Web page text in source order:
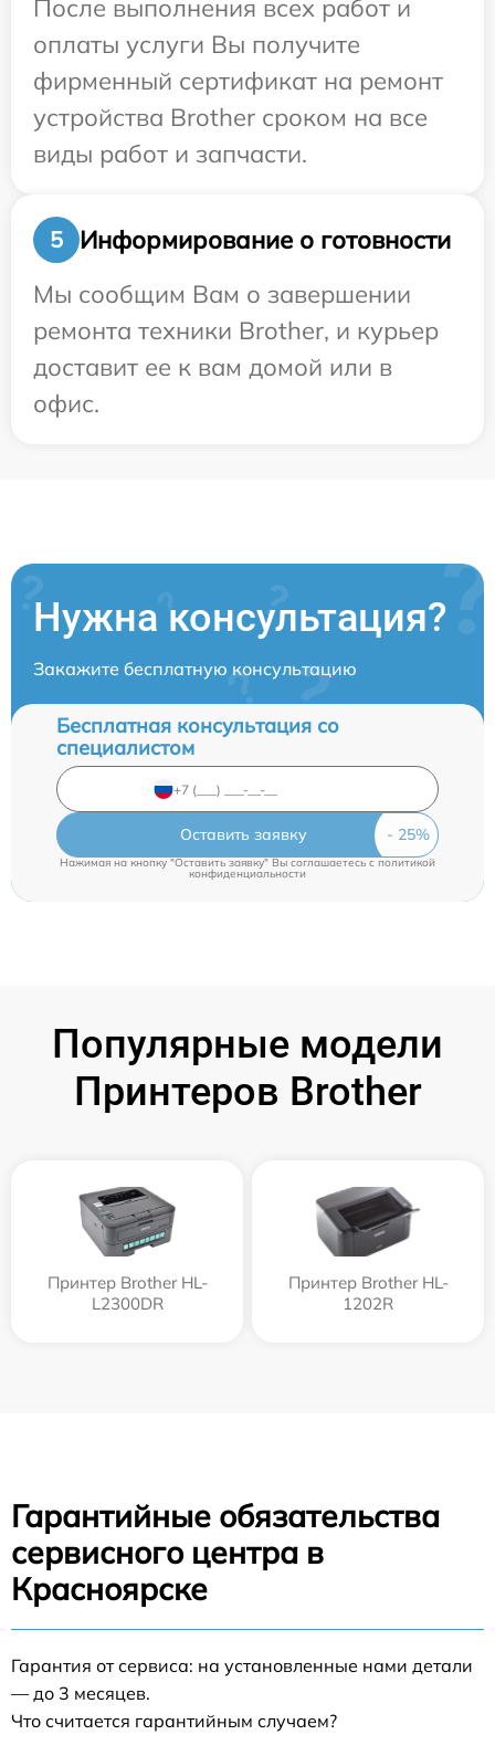
После выполнения всех работ и
оплаты услуги Вы получите
фирменный сертификат на ремонт
устройства Brother сроком на все
виды работ и запчасти.
5
Информирование о готовности
Мы сообщим Вам о завершении
ремонта техники Brother, и курьер
доставит ее к вам домой или в
офис.
Нужна консультация?
Закажите бесплатную консультацию
Бесплатная консультация со
специалистом
Оставить заявку
Нажимая на кнопку "Оставить заявку" Вы соглашаетесь c политикой
конфиденциальности
Популярные модели
Принтеров Brother
Принтер Brother HL-
L2300DR
Принтер Brother HL-
1202R
Гарантийные обязательства
сервисного центра в
Красноярске
Гарантия от сервиса: на установленные нами детали
— до 3 месяцев.
Что считается гарантийным случаем?